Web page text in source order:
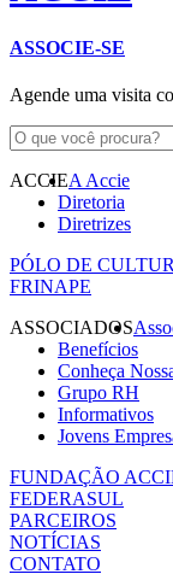
ASSOCIE-SE
Agende uma visita
ACCIEA Accie
Diretoria
Diretrizes
PÓLO DE
FRINAPE
ASSOCIADOS
Benefícios
Conheça
Grupo RH
Informativos
Jovens
FUNDAÇÃO
FEDERASUL
PARCEIROS
NOTÍCIAS
CONTATO